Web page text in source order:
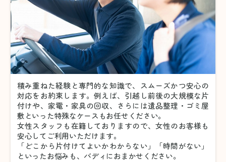
積み重ねた経験と専門的な知識で、スムーズかつ安心の
対応をお約束します。例えば、引越し前後の大規模な片
付けや、家電・家具の回収、さらには遺品整理・ゴミ屋
敷といった特殊なケースもお任せください。
女性スタッフも在籍しておりますので、女性のお客様も
安心してご利用いただけます。
「どこから片付けてよいかわからない」「時間がない」
といったお悩みも、バディにおまかせください。